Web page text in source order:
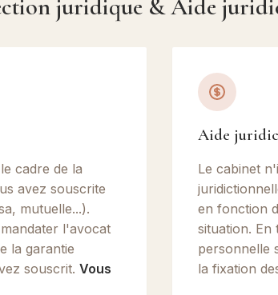
juridique & Aide
cadre de la
avez souscrite
mutuelle...).
l'avocat
la garantie
souscrit. Vous
Aide
Le cabinet
en fonction
situation. En
personnelle
la fixation